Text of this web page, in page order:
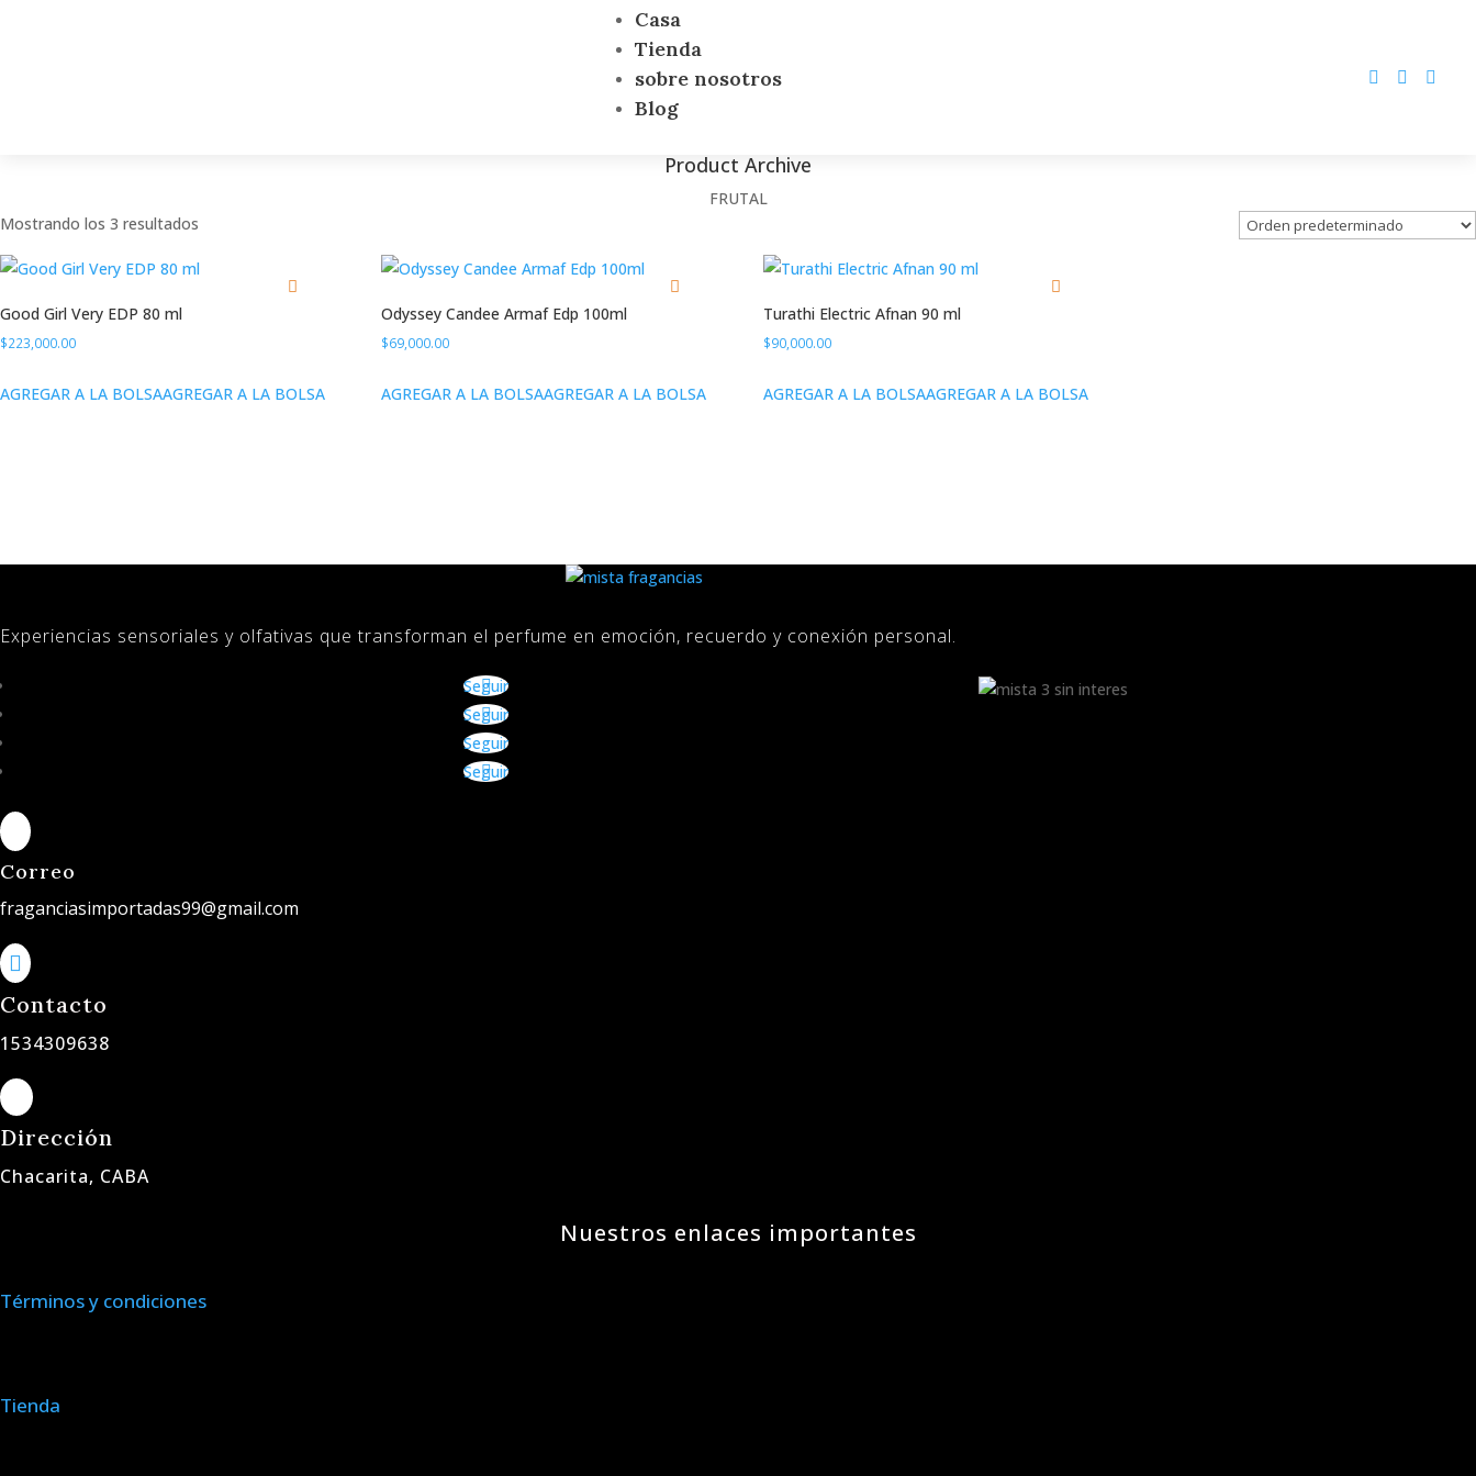
Casa
Tienda
sobre nosotros
Blog
  
Product Archive
FRUTAL
Mostrando los 3 resultados
Good Girl Very EDP 80 ml
$223,000.00
AGREGAR A LA BOLSAAGREGAR A LA BOLSA
Odyssey Candee Armaf Edp 100ml
$69,000.00
AGREGAR A LA BOLSAAGREGAR A LA BOLSA
Turathi Electric Afnan 90 ml
$90,000.00
AGREGAR A LA BOLSAAGREGAR A LA BOLSA
Experiencias sensoriales y olfativas que transforman el perfume en emoción, recuerdo y conexión personal.
Seguir
Seguir
Seguir
Seguir
Correo
fraganciasimportadas99@gmail.com

Contacto
1534309638
Dirección
Chacarita, CABA
Nuestros enlaces importantes
Términos y condiciones
Tienda